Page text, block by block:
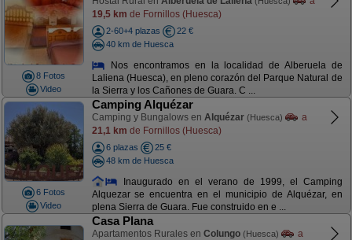
8 Fotos
Video
19,5 km de Fornillos (Huesca)
2-60+4 plazas
22 €
40 km de Huesca
Nos encontramos en la localidad de Alberuela de
Laliena (Huesca), en pleno corazón del Parque Natural de
la Sierra y los Cañones de Guara. C ...
6 Fotos
Video
Camping Alquézar
Camping y Bungalows en Alquézar (Huesca)
a
21,1 km de Fornillos (Huesca)
6 plazas
25 €
48 km de Huesca
Inaugurado en el verano de 1999, el Camping
Alquezar se encuentra en el municipio de Alquézar, en
plena Sierra de Guara. Fue construido en e ...
Casa Plana
Apartamentos Rurales en Colungo (Huesca)
a